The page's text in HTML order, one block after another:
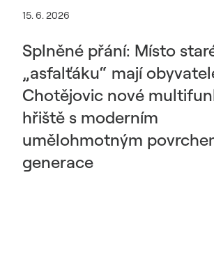
15. 6. 2026
Splněné přání: Místo
„asfalťáku“ mají
Chotějovic nové
hřiště s moderním
umělohmotným
generace